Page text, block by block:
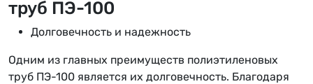
труб ПЭ-100
Долговечность и надежность
Одним из главных преимуществ полиэтиленовых
труб ПЭ-100 является их долговечность. Благодаря